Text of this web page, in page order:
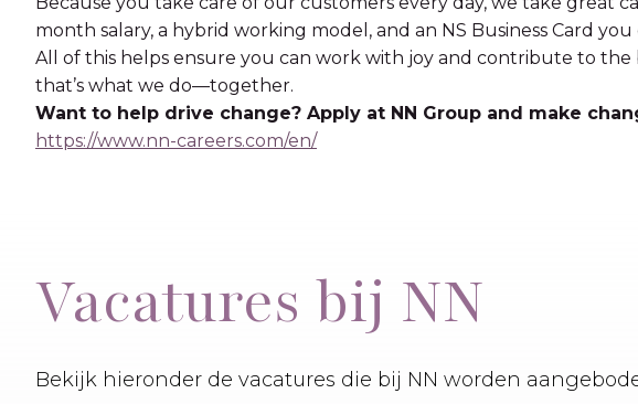
month salary, a hybrid working model, and an NS Business Card
All of this helps ensure you can work with joy and contribute to the
that’s what we do—together.
Want to help drive change? Apply at NN Group and make
https://www.nn-careers.com/en/
Vacatures bij NN
Bekijk hieronder de vacatures die bij NN worden